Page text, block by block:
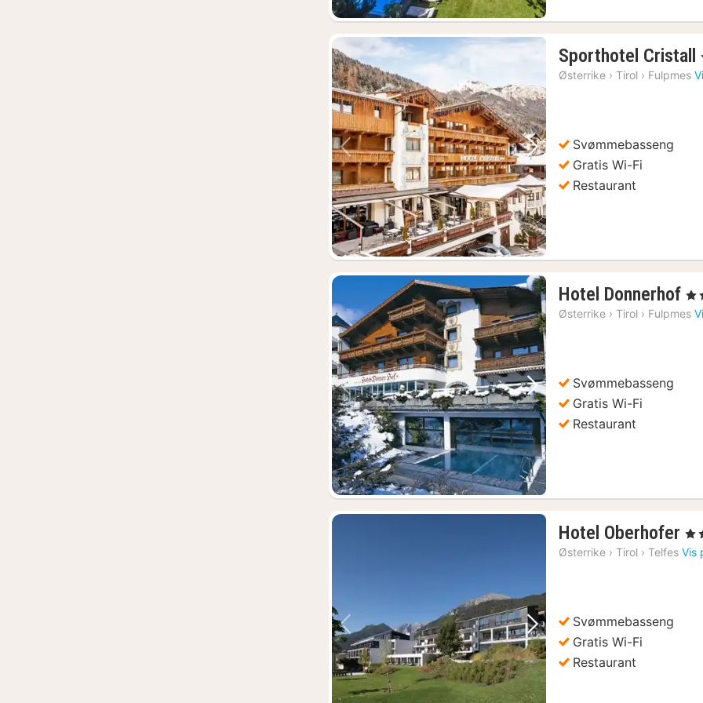
Forrige bilde Neste bilde
Sporthotel Cristall
Østerrike › Tirol › Fulpmes
Svømmebasseng
Gratis Wi-Fi
Restaurant
Forrige bilde Neste bilde
Hotel Donnerhof 1
, 4
Østerrike › Tirol › Fulpmes
Svømmebasseng
Gratis Wi-Fi
Restaurant
Forrige bilde Neste bilde
Hotel Oberhofer 1
, 3
Østerrike › Tirol › Telfes Vis
Svømmebasseng
Gratis Wi-Fi
Restaurant